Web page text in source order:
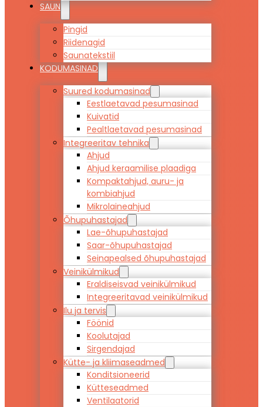
SAUN
Pingid
Riidenagid
Saunatekstiil
KODUMASINAD
Suured kodumasinad
Eestlaetavad pesumasinad
Kuivatid
Pealtlaetavad pesumasinad
Integreeritav tehnika
Ahjud
Ahjud keraamilise plaadiga
Kompaktahjud, auru- ja
kombiahjud
Mikrolaineahjud
Õhupuhastajad
Lae-õhupuhastajad
Saar-õhupuhastajad
Seinapealsed õhupuhastajad
Veinikülmikud
Eraldiseisvad veinikülmikud
Integreeritavad veinikülmikud
Ilu ja tervis
Föönid
Koolutajad
Sirgendajad
Kütte- ja kliimaseadmed
Konditsioneerid
Kütteseadmed
Ventilaatorid